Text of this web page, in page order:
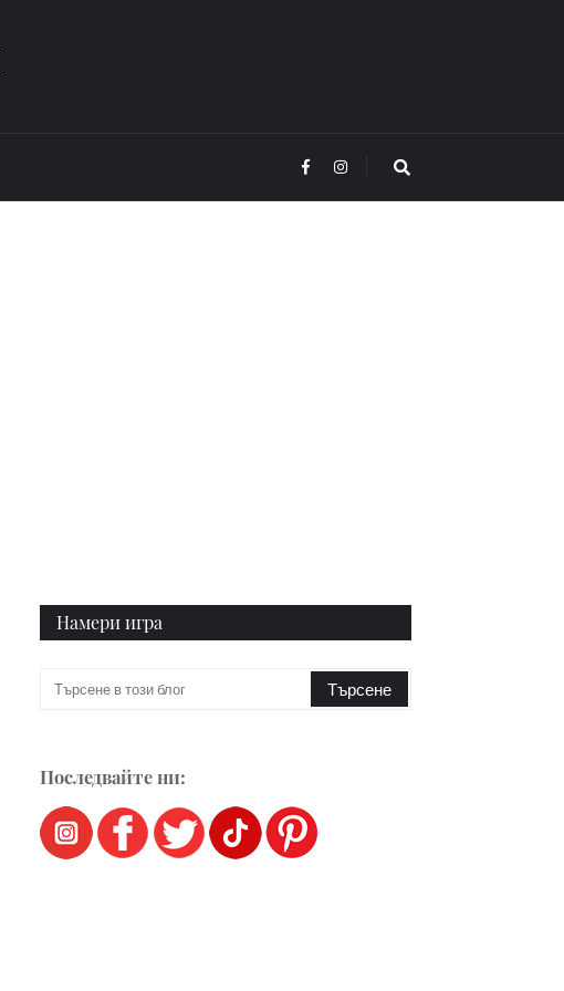
Намери игра
Последвайте ни: